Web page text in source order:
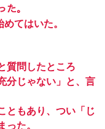
た。
てはいた。
質問したところ
分じゃない」と、言
ともあり、つい「じ
った。